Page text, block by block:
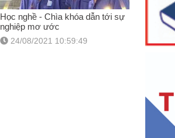
Học nghề - Chìa khóa dẫn tới sự
nghiệp mơ ước
24/08/2021 10:59:49